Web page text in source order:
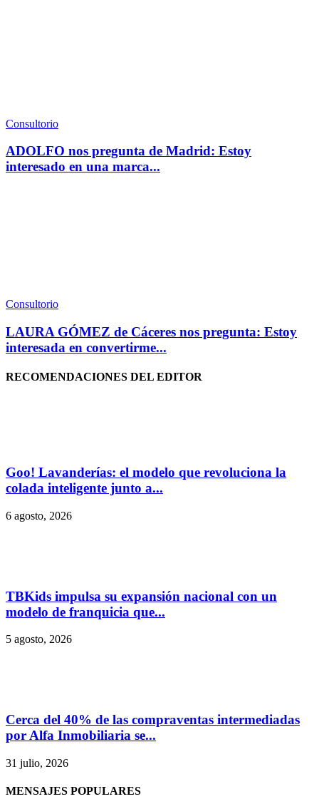
Consultorio
ADOLFO nos pregunta de Madrid: Estoy
interesado en una marca...
Consultorio
LAURA GÓMEZ de Cáceres nos pregunta: Estoy
interesada en convertirme...
RECOMENDACIONES DEL EDITOR
Goo! Lavanderías: el modelo que revoluciona la
colada inteligente junto a...
6 agosto, 2026
TBKids impulsa su expansión nacional con un
modelo de franquicia que...
5 agosto, 2026
Cerca del 40% de las compraventas intermediadas
por Alfa Inmobiliaria se...
31 julio, 2026
MENSAJES POPULARES